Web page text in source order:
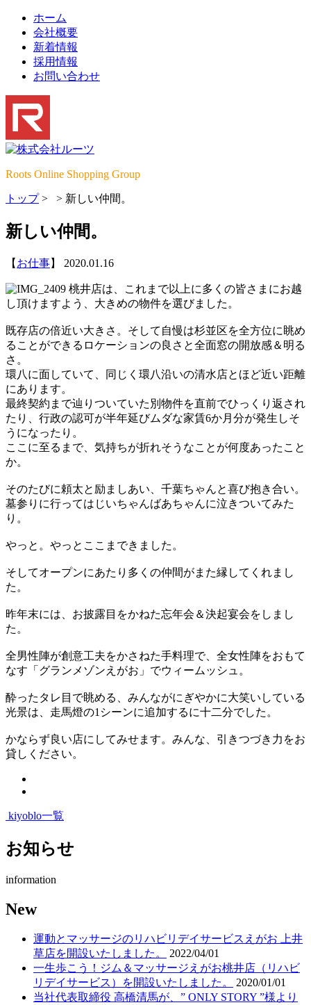
ホーム
会社概要
新着情報
採用情報
お問い合わせ
Roots Online Shopping Group
トップ> > 新しい仲間。
新しい仲間。
【 お仕事】 2020.01.16
桃井店は、これまで以上に多くの皆さまにお越
し頂けますよう、大きめの物件を選びました。
既存店の倍近い大きさ。そして自慢は杉並区を全方位に眺め
ることができるロケーションの良さと全面窓の開放感＆明る
さ。
環八に面していて、同じく環八沿いの清水店とほど近い距離
にあります。
最終契約まで辿りついていた別物件を直前でひっくり返され
たり、行政の認可が半年延びムダな家賃6か月分が発生しそ
うになったり。
ここに至るまで、気持ちが折れそうなことが何度あったこと
か。
そのたびに頼太と励ましあい、千葉ちゃんと喜び抱き合い。
墓参りに行ってはじいちゃんばあちゃんに泣きついてみた
り。
やっと。やっとここまできました。
そしてオープンにあたり多くの仲間がまた縁してくれまし
た。
昨年末には、お披露目をかねた忘年会＆決起宴会をしまし
た。
全男性陣が創意工夫をかさねた手料理で、全女性陣をおもて
なす「グランメゾンえがお」でウィームッシュ。
酔ったタレ目で眺める、みんながにぎやかに大笑いしている
光景は、走馬燈の1シーンに追加するに十二分でした。
かならず良い店にしてみせます。みんな、引きつづき力をお
貸しください。
kiyoblo一覧
お知らせ
information
New
運動とマッサージのリハビリデイサービスえがお 上井
草店を開設いたしました。
2022/04/01
一生歩こう！ジム＆マッサージえがお桃井店（リハビ
リデイサービス）を開設いたしました。
2020/01/01
当社代表取締役 高橋清馬が、” ONLY STORY ”様より